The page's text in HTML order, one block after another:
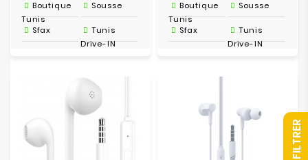
Boutique
Tunis
Sousse
Sfax
Tunis
Drive-IN
Boutique
Tunis
Sousse
Sfax
Tunis
Drive-IN
R